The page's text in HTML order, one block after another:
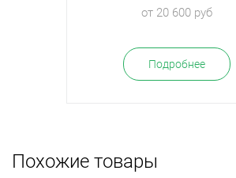
от 20 600 руб
Подробнее
Похожие товары